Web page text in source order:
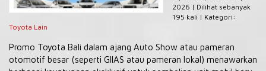
2026 | Dilihat sebanyak
195 kali | Kategori:
Toyota Lain
Promo Toyota Bali dalam ajang Auto Show atau pameran
otomotif besar (seperti GIIAS atau pameran lokal) menawarkan